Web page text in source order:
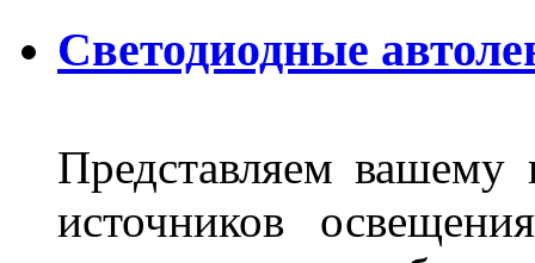
Светодиодные
Представляем
источников